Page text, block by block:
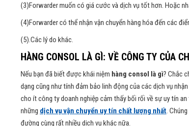
(3)Forwarder muốn có giá cước và dịch vụ tốt hơn. Hoặc
(4)Forwarder có thể nhận vận chuyển hàng hóa đến các
(5).Các lý do khác.
HÀNG CONSOL LÀ GÌ: VỀ CÔNG TY CỦA
Nếu bạn đã biết được khái niệm hàng consol là gì? Chắc
dạng cũng như tính đảm bảo linh động của các dịch vụ
cho ít công ty doanh nghiệp cảm thấy bối rối về sự uy tín
những dịch vụ vận chuyển uy tín chất lượng nhất.
đường cùng rất nhiều dịch vụ khác nữa.